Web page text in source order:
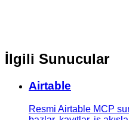
İlgili Sunucular
Airtable
Resmi Airtable MCP